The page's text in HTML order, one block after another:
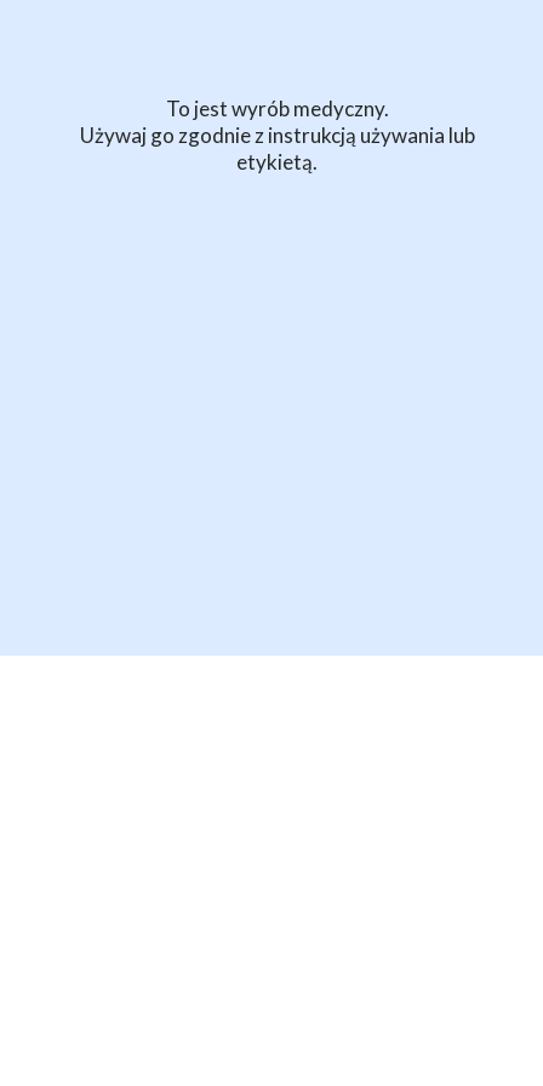
Godziny otwarciaTo jest wyrób medyczny.
Używaj go zgodnie z instrukcją używania lub
etykietą.